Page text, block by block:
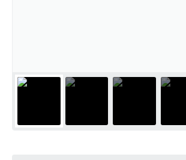
Telefones Úteis